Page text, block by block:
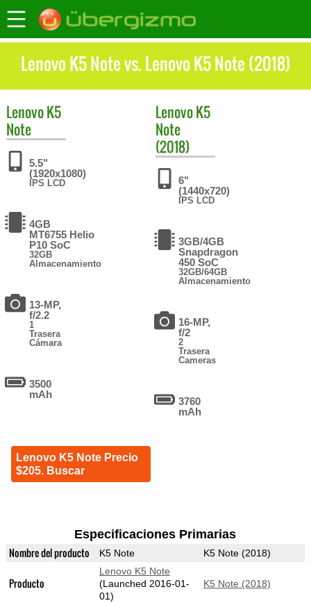
Lenovo K5 Note vs. Lenovo K5 Note (2018)
LenovoK5
Note
5.5"
(1920x1080)
IPS LCD
4GB
MT6755 Helio
P10 SoC
32GB
Almacenamiento
13-MP,
f/2.2
1
Trasera
Cámara
3500
mAh
Lenovo K5 Note Precio
$205. Buscar
LenovoK5
Note
(2018)
6"
(1440x720)
IPS LCD
3GB/4GB
Snapdragon
450 SoC
32GB/64GB
Almacenamiento
16-MP,
f/2
2
Trasera
Cameras
3760
mAh
Especificaciones Primarias
Nombre del producto K5 Note K5 Note (2018)
Producto
Lenovo K5 Note
(Launched 2016-01-
01)
K5 Note (2018)